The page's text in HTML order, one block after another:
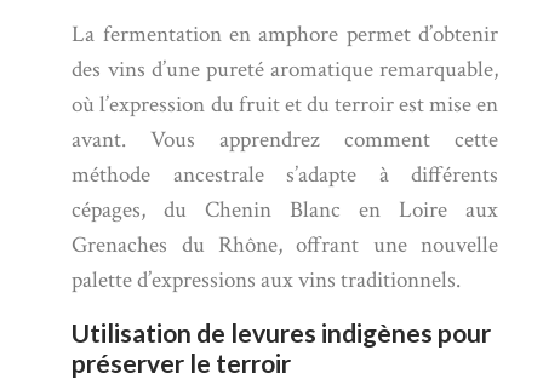
La fermentation en amphore permet d’obtenir
des vins d’une pureté aromatique remarquable,
où l’expression du fruit et du terroir est mise en
avant. Vous apprendrez comment cette
méthode ancestrale s’adapte à différents
cépages, du Chenin Blanc en Loire aux
Grenaches du Rhône, offrant une nouvelle
palette d’expressions aux vins traditionnels.
Utilisation de levures indigènes pour
préserver le terroir